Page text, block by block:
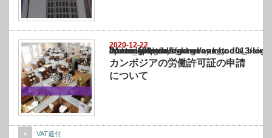
2020-12-22
Warning
: Undefined array key "show_category" in
/home/netst/kuno-cpa.co.jp/public_html/cambodia_blog/wp-content/themes/
on line183
カンボジアの労働許可証の申請
について
VAT還付